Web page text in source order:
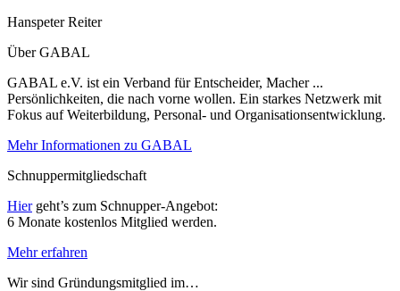
Hanspeter Reiter
Über GABAL
GABAL e.V. ist ein Verband für Entscheider, Macher ...
Persönlichkeiten, die nach vorne wollen. Ein starkes Netzwerk mit
Fokus auf Weiterbildung, Personal- und Organisationsentwicklung.
Mehr Informationen zu GABAL
Schnuppermitgliedschaft
Hiergeht’s zum Schnupper-Angebot:
6 Monate kostenlos Mitglied werden.
Mehr erfahren
Wir sind Gründungsmitglied im…